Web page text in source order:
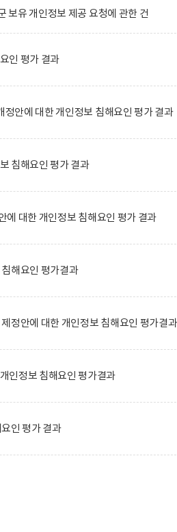
보유 개인정보 제공 요청에 관한 건
인 평가 결과
정안에 대한 개인정보 침해요인 평가 결과
침해요인 평가 결과
에 대한 개인정보 침해요인 평가 결과
해요인 평가결과
정안에 대한 개인정보 침해요인 평가결과
인정보 침해요인 평가결과
인 평가 결과